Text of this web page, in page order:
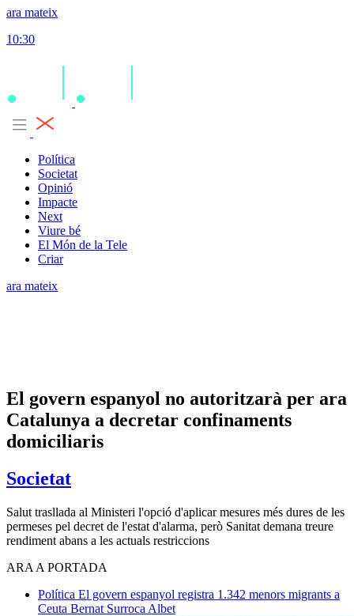
ara mateix
10:30
Política
Societat
Opinió
Impacte
Next
Viure bé
El Món de la Tele
Criar
ara mateix
El govern espanyol no autoritzarà per ara
Catalunya a decretar confinaments
domiciliaris
Societat
Salut trasllada al Ministeri l'opció d'aplicar mesures més dures de les
permeses pel decret de l'estat d'alarma, però Sanitat demana treure
rendiment abans a les actuals restriccions
ARA A PORTADA
Política El govern espanyol registra 1.342 menors migrants a
Ceuta Bernat Surroca Albet